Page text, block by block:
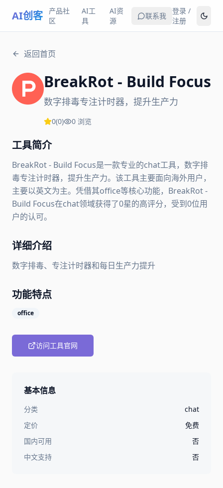
AI创客
产品社
区
AI工
具
AI资
源
联系我
登录 /
注册
返回首页
BreakRot - Build Focus
数字排毒专注计时器，提升生产力
0(0) 0 浏览
工具简介
BreakRot - Build Focus是一款专业的chat工具，数字排
毒专注计时器，提升生产力。该工具主要面向海外用户，
主要以英文为主。凭借其office等核心功能，BreakRot -
Build Focus在chat领域获得了0星的高评分，受到0位用
户的认可。
详细介绍
数字排毒、专注计时器和每日生产力提升
功能特点
office
访问工具官网
基本信息
分类
chat
定价
免费
国内可用
否
中文支持
否